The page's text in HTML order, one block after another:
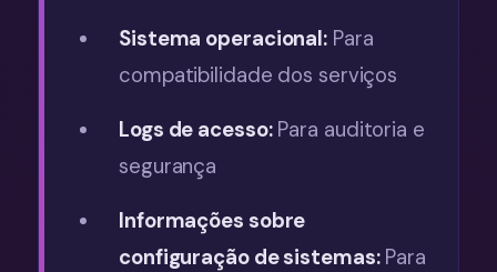
Sistema operacional: Para
compatibilidade dos serviços
Logs de acesso:Para auditoria e
segurança
Informações sobre
configuração de sistemas:Para